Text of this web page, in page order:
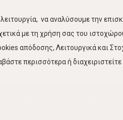
να αναλύσουμε την
με τη χρήση σας του
απόδοσης, Λειτουργικά και
περισσότερα ή